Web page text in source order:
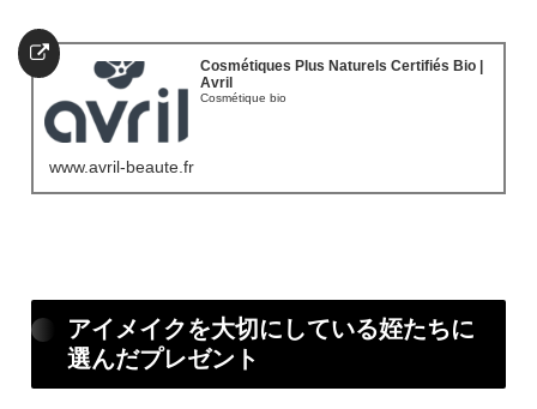
Cosmétiques Plus Naturels Certifiés Bio |
Avril
Cosmétique bio
www.avril-beaute.fr
アイメイクを大切にしている姪たちに
選んだプレゼント